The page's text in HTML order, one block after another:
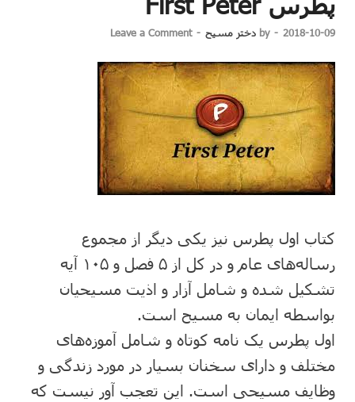
2018-10-09
-
by دختر مسیح -
Leave a Comment
کتاب اول پطرس نیز یکی دیگر از مجموع
رساله‌های عام و در کل از ۵ فصل و ۱۰۵ آیه
تشکیل شده و شامل آزار و اذیت مسیحیان
بواسطه ایمان به مسیح است.
اول پطرس یک نامه کوتاه و شامل آموزه‌های
مختلف و دارای سخنان بسیار در مورد زندگی و
وظایف مسیحی است. این تعجب آور نیست که